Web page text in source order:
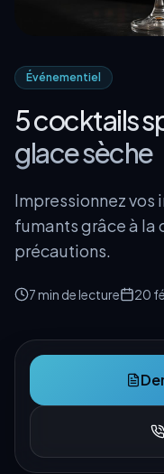
Événementiel
5 cocktails
glace sèche
Impressionnez vos
fumants grâce à la
précautions.
7 min de lecture 20